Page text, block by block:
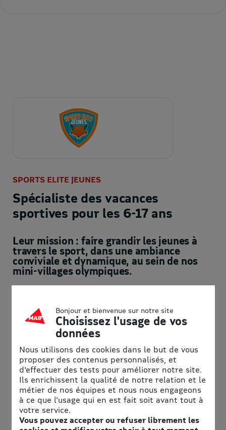
SPORTS ELITE JEUNES
Spécialiste des vacances
sportives pour les 6-17 ans
Leur mission : faire grandir les jeunes à
travers le sport, dans une ambiance
conviviale et dynamique, au sein de nos
mini-villages olympiques.
séjours sportifs sont conçus pour offrir aux jeunes une
expérience qui va au-delà de la simple pratique du sport. Ils
y apprennent à relever des défis, à persévérer, à s’entraider
et à partager des moments de joie et de convivialité, le tout
dans un environnement bienveillant et sécurisé.
SEJ propose plusieurs formules de séjours adaptés aux
goûts et aux objectifs de chaque jeune. Que ce soit pour
perfectionner ses compétences ou simplement s’amuser
tout en pratiquant son sport favori, nous avons la formule
idéale.
Sport Academy: Nos stages les plus intenses, avec 30
Bonjour et bienvenue sur notre site
Choisissez l'usage de vos
données
Nous utilisons des cookies dans le but de vous
proposer des contenus personnalisés, et
d'effectuer des tests pour améliorer notre site.
Ils enrichissent la qualité de notre relation et le
métier de nos équipes et nous nous engageons
à ce que l'usage qui en est fait soit avant tout à
votre service.
Vous pouvez accepter ou refuser librement les